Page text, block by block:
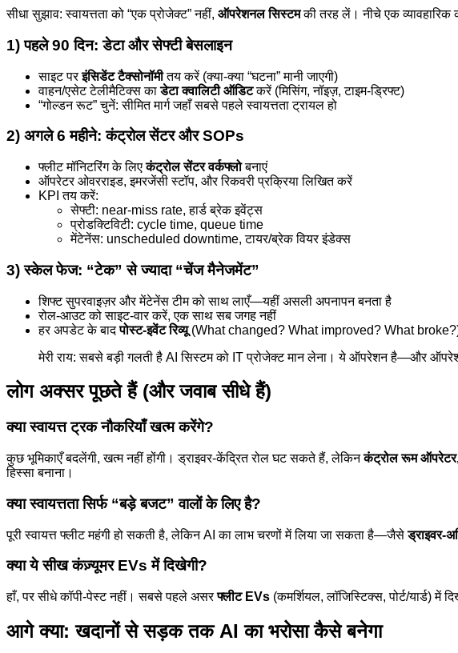
सीधा सुझाव: स्वायत्तता को “एक प्रोजेक्ट” नहीं, ऑपरेशनल सिस्टमकी तरह लें। नीचे एक
1) पहले 90 दिन: डेटा और सेफ्टी बेसलाइन
साइट परइंसिडेंट टैक्सोनॉमीतय करें (क्या-क्या “घटना” मानी जाएगी)
वाहन/एसेट टेलीमैटिक्स काडेटा क्वालिटी ऑडिटकरें (मिसिंग, नॉइज़, टाइम-ड्रिफ्ट)
“गोल्डन रूट” चुनें: सीमित मार्ग जहाँ सबसे पहले स्वायत्तता ट्रायल हो
2) अगले 6 महीने: कंट्रोल सेंटर और SOPs
फ्लीट मॉनिटरिंग के लिएकंट्रोल सेंटर वर्कफ्लोबनाएं
ऑपरेटर ओवरराइड, इमरजेंसी स्टॉप, और रिकवरी प्रक्रिया लिखित करें
KPI तय करें:
सेफ्टी: near-miss rate, हार्ड ब्रेक इवेंट्स
प्रोडक्टिविटी: cycle time, queue time
मेंटेनेंस: unscheduled downtime, टायर/ब्रेक वियर इंडेक्स
3) स्केल फेज: “टेक” से ज्यादा “चेंज मैनेजमेंट”
शिफ्ट सुपरवाइज़र और मेंटेनेंस टीम को साथ लाएँ—यहीं असली अपनापन बनता है
रोल-आउट को साइट-वार करें, एक साथ सब जगह नहीं
हर अपडेट के बादपोस्ट-इवेंट रिव्यू(What changed? What improved? What
मेरी राय: सबसे बड़ी गलती है AI सिस्टम को IT प्रोजेक्ट मान लेना। ये ऑपरेशन है—और
लोग अक्सर पूछते हैं (और जवाब सीधे हैं)
क्या स्वायत्त ट्रक नौकरियाँ खत्म करेंगे?
कुछ भूमिकाएँ बदलेंगी, खत्म नहीं होंगी। ड्राइवर-केंद्रित रोल घट सकते हैं, लेकिनकंट्रोल रूम ऑपरेटर,
हिस्सा बनाना।
क्या स्वायत्तता सिर्फ “बड़े बजट” वालों के लिए है?
पूरी स्वायत्त फ्लीट महंगी हो सकती है, लेकिन AI का लाभ चरणों में लिया जा सकता है—जैसेड्राइवर-
क्या ये सीख कंज़्यूमर EVs में दिखेगी?
हाँ, पर सीधे कॉपी-पेस्ट नहीं। सबसे पहले असरफ्लीट EVs (कमर्शियल, लॉजिस्टिक्स, पोर्ट/यार्ड)
आगे क्या: खदानों से सड़क तक AI का भरोसा कैसे बनेगा